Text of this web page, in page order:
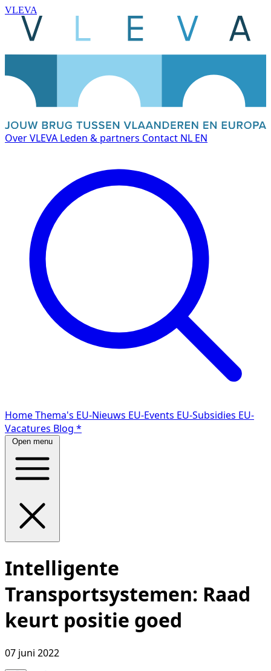
VLEVA
Over VLEVA Leden & partners Contact NL EN
HomeThema's EU-Nieuws EU-Events EU-Subsidies EU-
Vacatures Blog *
Open menu
Intelligente
Transportsystemen: Raad
keurt positie goed
07 juni 2022